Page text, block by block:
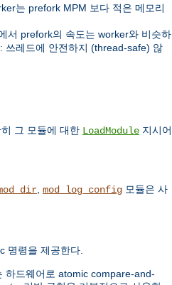
는 prefork MPM 보다 적은 메모리
서 prefork의 속도는 worker와 비슷하
쓰레드에 안전하지 (thread-safe) 않
그 모듈에 대한 LoadModule 지시어
mod_log_config 모듈은 사
명령을 제공한다.
하드웨어로 atomic compare-and-